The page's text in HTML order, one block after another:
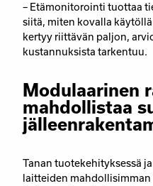
– Etämonitorointi tuottaa
siitä, miten kovalla
kertyy riittävän paljon,
kustannuksista tarkentuu.
Modulaarinen
mahdollistaa
Tanan tuotekehityksessä
laitteiden mahdollisimman